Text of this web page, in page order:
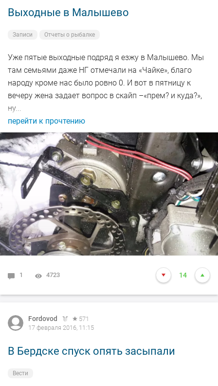
Выходные в Малышево
Записи Отчеты о рыбалке
Уже пятые выходные подряд я езжу в Малышево. Мы
там семьями даже НГ отмечали на «Чайке», благо
народу кроме нас было ровно 0. И вот в пятницу к
вечеру жена задает вопрос в скайп –«прем? и куда?»,
ну...
перейти к прочтению
1 4723 14
Fordovod
571
17 февраля 2016, 11:15
В Бердске спуск опять засыпали
Вести